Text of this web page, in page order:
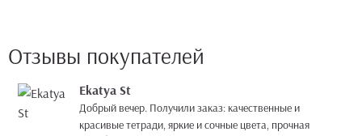
Отзывы покупателей
Ekatya St
Добрый вечер. Получили заказ: качественные и
красивые тетради, яркие и сочные цвета, прочная